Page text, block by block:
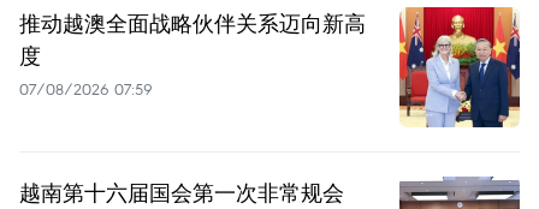
推动越澳全面战略伙伴关系迈向新高
度
07/08/2026 07:59
越南第十六届国会第一次非常规会